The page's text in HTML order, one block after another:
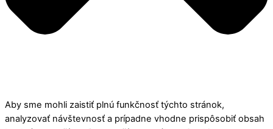
Aby sme mohli zaistiť plnú funkčnosť týchto stránok,
analyzovať návštevnosť a prípadne vhodne prispôsobiť obsah